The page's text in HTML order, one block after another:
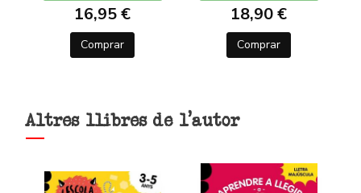
16,95 €
Comprar
18,90 €
Comprar
Altres llibres de l'autor